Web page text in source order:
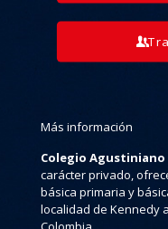
Más información
Colegio Agustiniano
carácter privado,
básica primaria y
localidad de Kennedy